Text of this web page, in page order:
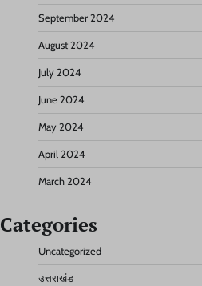
September 2024
August 2024
July 2024
June 2024
May 2024
April 2024
March 2024
Categories
Uncategorized
उत्तराखंड